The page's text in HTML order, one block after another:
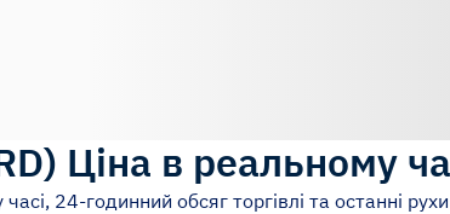
) Ціна в реальному
24-годинний обсяг торгівлі та останні рухи